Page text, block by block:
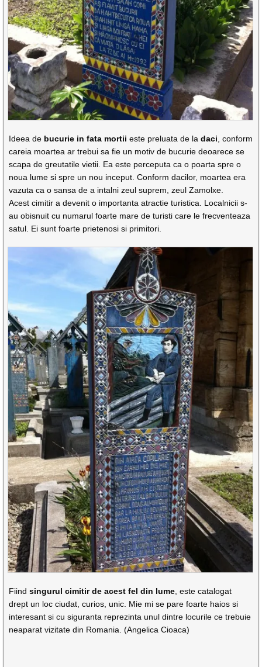
Ideea de bucurie in fata mortiieste preluata de ladaci , conform
careia moartea ar trebui sa fie un motiv de bucurie deoarece se
scapa de greutatile vietii. Ea este perceputa ca o poarta spre o
noua lume si spre un nou inceput. Conform dacilor, moartea era
vazuta ca o sansa de a intalni zeul suprem, zeul Zamolxe.
Acest cimitir a devenit o importanta atractie turistica. Localnicii s-
au obisnuit cu numarul foarte mare de turisti care le frecventeaza
satul. Ei sunt foarte prietenosi si primitori.
Fiindsingurul cimitir de acest fel din lume , este catalogat
drept un loc ciudat, curios, unic. Mie mi se pare foarte haios si
interesant si cu siguranta reprezinta unul dintre locurile ce trebuie
neaparat vizitate din Romania. (Angelica Cioaca)